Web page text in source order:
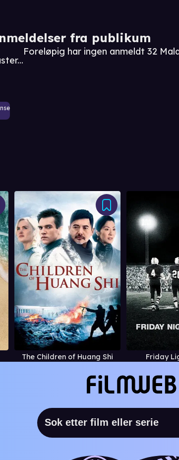
fra publikum
Foreløpig har ingen anmeldt 32
The Children of Huang Shi Friday